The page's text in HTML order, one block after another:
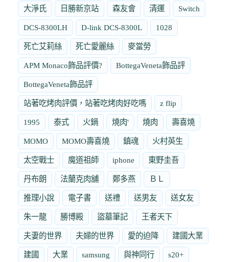
大淨氏 日勝新京站 森友會 清運 Switch
DCS-8300LH D-link DCS-8300L 1028
死亡艾莉絲 死亡愛麗絲 麥當勞
APM Monaco飾品評價? BottegaVeneta飾品評
BottegaVeneta飾品評
站著吃烤肉評價，站著吃烤肉好吃嗎 z flip
1995 泰式 火鍋 燒肉' 燒肉 壽喜燒
MOMO MOMO壽喜燒 鎮魂 火村英生
太空戰士 魔道祖師 iphone 東野圭吾
丹布朗 法蘭克肉舖 鄭多燕 ＢＬ
推理小說 電子書 送禮 送男友 送女友
朱一龍 勝博殿 盜墓筆記 王者天下
夫妻的世界 夫婦的世界 愛的迫降 建國大業
建國 大業 samsung 與神同行 s20+